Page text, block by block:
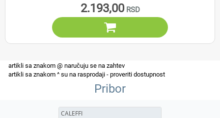
2.193,00

Pribor
CALEFFI